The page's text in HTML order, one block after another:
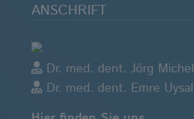
ANSCHRIFT
Dr. med. dent. Jörg Michel
Dr. med. dent. Emre Uysal